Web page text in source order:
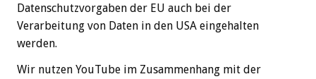
Datenschutzvorgaben der EU auch bei der
Verarbeitung von Daten in den USA eingehalten
werden.
Wir nutzen YouTube im Zusammenhang mit der